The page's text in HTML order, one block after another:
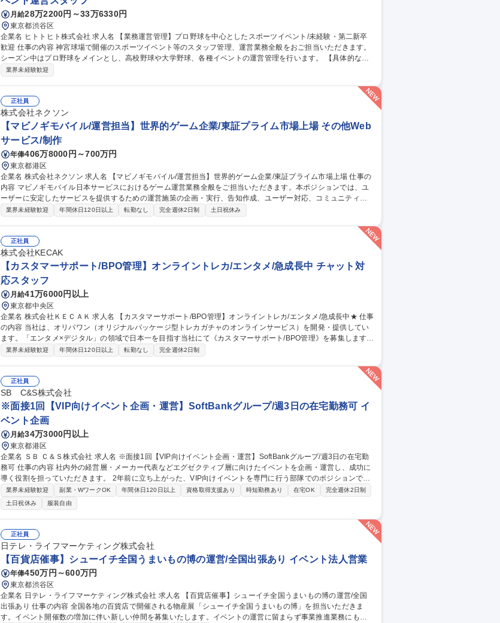
月給28万2200円～33万6330円
東京都渋谷区
企業名 ヒトトヒト株式会社 求人名 【業務運営管理】プロ野球を中心としたスポーツイベント/未経験・第二新卒
歓迎 仕事の内容 神宮球場で開催のスポーツイベント等のスタッフ管理、運営業務全般をおご担当いただきます。
シーズン中はプロ野球をメインとし、高校野球や大学野球、各種イベントの運営管理を行います。 【具体的な業
務】 ・各担当エリアのマネジメント（スタッフ・整備・物販・イベント） ・アルバイトの手配、現場での指示だ
験の方も安心です！ 募集職種 【業務運営管理】プロ野球を中心としたスポーツイベント/未経験・第二新卒歓迎
業界未経験歓迎
正社員
株式会社ネクソン
【マビノギモバイル/運営担当】世界的ゲーム企業/東証プライム市場上場 その他Web
サービス/制作
年俸406万8000円～700万円
東京都港区
企業名 株式会社ネクソン 求人名 【マビノギモバイル/運営担当】世界的ゲーム企業/東証プライム市場上場 仕事の
内容 マビノギモバイル日本サービスにおけるゲーム運営業務全般をご担当いただきます。本ポジションでは、ユ
ーザーに安定したサービスを提供するための運営施策の企画・実行、告知作成、ユーザー対応、コミュニティ運
営 など、Liveサービス運営に関わる幅広い業務をご担当いただきます。 また、ゲーム内イベントと連動したSNS
場
業界未経験歓迎 年間休日120日以上 転勤なし 完全週休2日制 土日祝休み
正社員
株式会社KECAK
【カスタマーサポート/BPO管理】オンライントレカ/エンタメ/急成長中 チャット対
応スタッフ
月給41万6000円以上
東京都中央区
企業名 株式会社ＫＥＣＡＫ 求人名 【カスタマーサポート/BPO管理】オンライントレカ/エンタメ/急成長中★ 仕事
の内容 当社は、オリパワン（オリジナルパッケージ型トレカガチャのオンラインサービス）を開発・提供してい
ます。「エンタメ×デジタル」の領域で日本一を目指す当社にて《カスタマーサポート/BPO管理》を募集します！
社内CSチームの一員としてBPO（外部委託先）の管理・育成をご担当。品質管理や教育、社内連携を通じサービ
新 ■対応品質モニタリング・SLA/KPI管理 ■トレーニング実施・フィードバック 【仕事の魅力】急成長組織でCS
の仕組み化に挑戦でき、ユーザーの熱量を直に感じながら体験価値向上に貢献できます。 募集職種 【カスタマー
サポート/BPO管理】オンライントレカ/エンタメ/急成長中★
業界未経験歓迎 年間休日120日以上 転勤なし 完全週休2日制
正社員
SB C&S株式会社
※面接1回【VIP向けイベント企画・運営】SoftBankグループ/週3日の在宅勤務可 イ
ベント企画
月給34万3000円以上
東京都港区
企業名 ＳＢ Ｃ＆Ｓ株式会社 求人名 ※面接1回【VIP向けイベント企画・運営】SoftBankグループ/週3日の在宅勤
務可 仕事の内容 社内外の経営層・メーカー代表などエグゼクティブ層に向けたイベントを企画・運営し、成功に
導く役割を担っていただきます。 2年前に立ち上がった、VIP向けイベントを専門に行う部隊でのポジションで
す。イベント開催回数も年々増加傾向にあり、より多くの方々に感動と体験を届けるため、組織体制の強化に向
けた採用となります。 【詳細】社内外の各種イベントの企画・運営サポート、VIPイベントの進行管理、イベント
当日の運営・調整、関係各所とのコミュニケーション等 募集職種 ※面接1回【VIP向けイベント企画・運営】Soft
Bankグループ/週3日の在宅勤務可
業界未経験歓迎 副業・WワークOK 年間休日120日以上 資格取得支援あり 時短勤務あり 在宅OK
完全週休2日制
土日祝休み
服装自由
正社員
日テレ・ライフマーケティング株式会社
【百貨店催事】シューイチ全国うまいもの博の運営/全国出張あり イベント法人営業
年俸450万円～600万円
東京都渋谷区
企業名 日テレ・ライフマーケティング株式会社 求人名 【百貨店催事】シューイチ全国うまいもの博の運営/全国
出張あり 仕事の内容 全国各地の百貨店で開催される物産展「シューイチ全国うまいもの博」を担当いただきま
す。イベント開催数の増加に伴い新しい仲間を募集いたします。イベントの運営に留まらず事業推進業務にも携